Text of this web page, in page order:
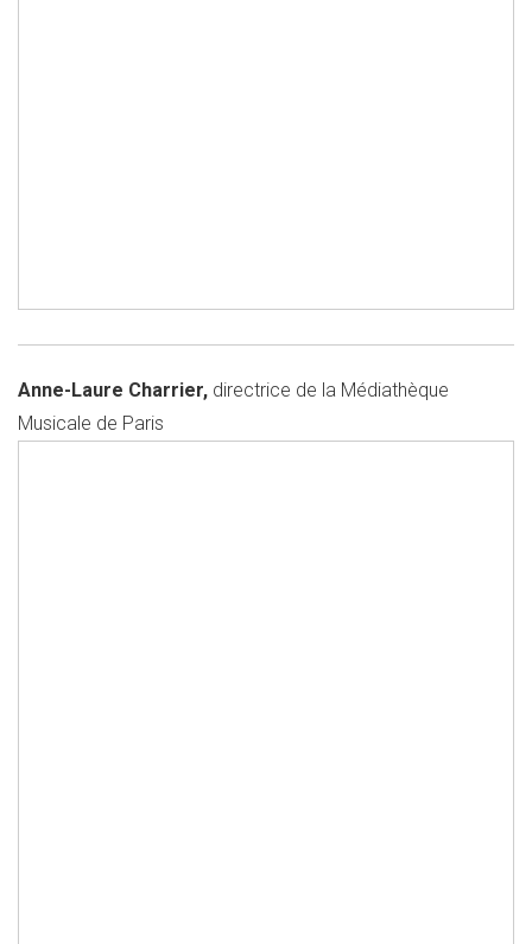
Anne-Laure Charrier, directrice de la Médiathèque
Musicale de Paris